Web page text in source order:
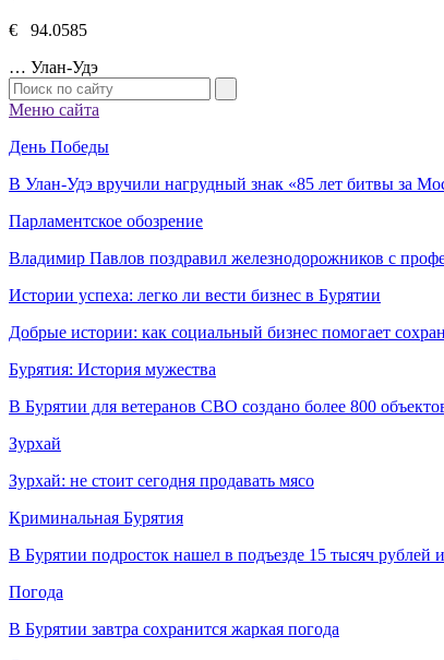
€ 94.0585
… Улан-Удэ
Меню сайта
День Победы
В Улан-Удэ вручили нагрудный знак «85 лет битвы за
Парламентское обозрение
Владимир Павлов поздравил железнодорожников с
Истории успеха: легко ли вести бизнес в Бурятии
Добрые истории: как социальный бизнес помогает
Бурятия: История мужества
В Бурятии для ветеранов СВО создано более 800
Зурхай
Зурхай: не стоит сегодня продавать мясо
Криминальная Бурятия
В Бурятии подросток нашел в подъезде 15 тысяч рублей
Погода
В Бурятии завтра сохранится жаркая погода